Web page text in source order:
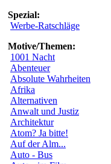
Spezial:
Werbe-Ratschläge
Motive/Themen:
1001 Nacht
Abenteuer
Absolute Wahrheiten
Afrika
Alternativen
Anwalt und Justiz
Architektur
Atom? Ja bitte!
Auf der Alm...
Auto - Bus